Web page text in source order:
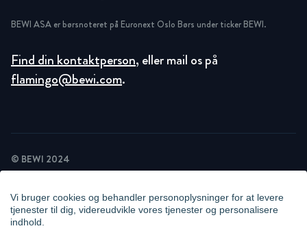
Vi bruger cookies og behandler personoplysninger for at levere
tjenester til dig, videreudvikle vores tjenester og personalisere
indhold.
BEWI ASA er børsnoteret på Euronext Oslo Børs under ticker BEWI.
Find din kontaktperson, eller mail os på
flamingo@bewi.com.
© BEWI 2024
PRIVACY POLICY
NEWSLETTER PRIVACY POLICY
VIDEO SURVEILLANCE STATEMENT